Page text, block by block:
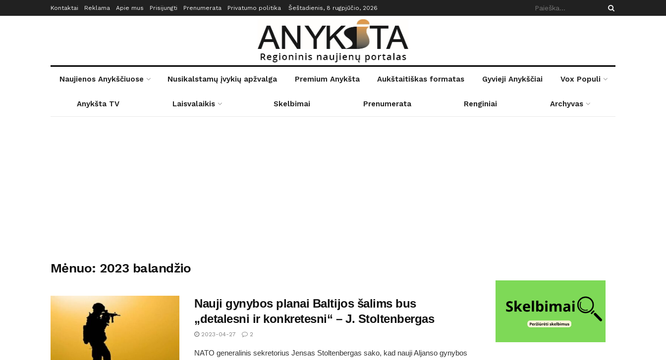
Kontaktai Reklama Apie mus Prisijungti Prenumerata Privatumo politika Šeštadienis, 8 rugpjūčio, 2026
Naujienos Anykščiuose Nusikalstamų įvykių apžvalga Premium Anykšta Aukštaitiškas formatas Gyvieji Anykščiai Vox Populi
Anykšta TV Laisvalaikis Skelbimai Prenumerata Renginiai Archyvas
Mėnuo: 2023 balandžio
Nauji gynybos planai Baltijos šalims bus
„detalesni ir konkretesni“ – J. Stoltenbergas
2023-04-27 2
NATO generalinis sekretorius Jensas Stoltenbergas sako, kad nauji Aljanso gynybos